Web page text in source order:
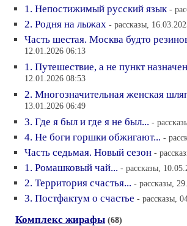
1. Непостижимый русский язык -
2. Родня на лыжах - рассказы,
Часть шестая. Москва будто
12.01.2026 06:13
1. Путешествие, а не пункт
12.01.2026 08:53
2. Многозначительная женская
13.01.2026 06:49
3. Где я был и где я не был... -
4. Не боги горшки обжигают... -
Часть седьмая. Новый сезон -
1. Ромашковый чай... - рассказы,
2. Территория счастья... - рассказы,
3. Постфактум о счастье - рассказы,
Комплекс жирафы (68)